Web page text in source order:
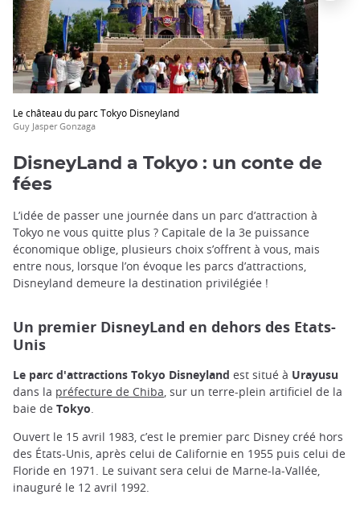
Le château du parc Tokyo Disneyland
Guy Jasper Gonzaga
DisneyLand a Tokyo : un conte de
fées
L’idée de passer une journée dans un parc d’attraction à
Tokyo ne vous quitte plus ? Capitale de la 3e puissance
économique oblige, plusieurs choix s’offrent à vous, mais
entre nous, lorsque l’on évoque les parcs d’attractions,
Disneyland demeure la destination privilégiée !
Un premier DisneyLand en dehors des Etats-
Unis
Le parc d'attractions Tokyo Disneyland est situé à Urayusu
dans la préfecture de Chiba, sur un terre-plein artificiel de la
baie de Tokyo.
Ouvert le 15 avril 1983, c’est le premier parc Disney créé hors
des États-Unis, après celui de Californie en 1955 puis celui de
Floride en 1971. Le suivant sera celui de Marne-la-Vallée,
inauguré le 12 avril 1992.